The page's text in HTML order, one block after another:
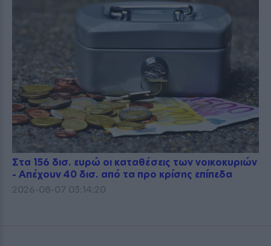
Στα 156 δισ. ευρώ οι καταθέσεις των νοικοκυριών
- Απέχουν 40 δισ. από τα προ κρίσης επίπεδα
2026-08-07 03:14:20